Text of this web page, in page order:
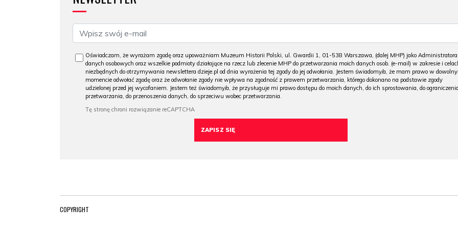
Oświadczam, że wyrażam zgodę oraz upoważniam Muzeum Historii Polski, ul. Gwardii 1, 01-538 Warszawa, (dalej MHP) jako Administratora
danych osobowych oraz wszelkie podmioty działające na rzecz lub zlecenie MHP do przetwarzania moich danych osob. (e-mail) w zakresie i
niezbędnych do otrzymywania newslettera dzieje.pl od dnia wyrażenia tej zgody do jej odwołania. Jestem świadomy/a, że mam prawo w
momencie odwołać zgodę oraz że odwołanie zgody nie wpływa na zgodność z prawem przetwarzania, którego dokonano na podstawie zgody
udzielonej przed jej wycofaniem. Jestem też świadomy/a, że przysługuje mi prawo dostępu do moich danych, do ich sprostowania, do ograniczenia
przetwarzania, do przenoszenia danych, do sprzeciwu wobec przetwarzania.
COPYRIGHT